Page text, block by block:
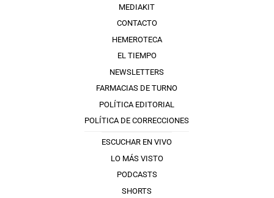
MEDIAKIT
CONTACTO
HEMEROTECA
EL TIEMPO
NEWSLETTERS
FARMACIAS DE TURNO
POLÍTICA EDITORIAL
POLÍTICA DE CORRECCIONES
ESCUCHAR EN VIVO
LO MÁS VISTO
PODCASTS
SHORTS